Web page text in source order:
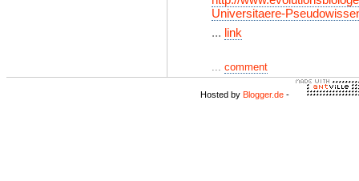
Universitaere-
... link
... comment
Hosted by Blogger.de -